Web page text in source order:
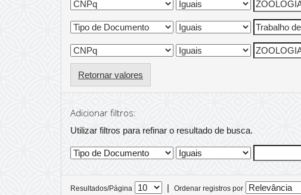
Retornar valores
Adicionar filtros:
Utilizar filtros para refinar o resultado de busca.
Resultados/Página | Ordenar registros por